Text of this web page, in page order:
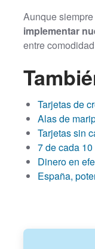
Aunque
implementar
entre
Tarjetas de
Alas de
Tarjetas sin
7 de cada 10
Dinero en
España,